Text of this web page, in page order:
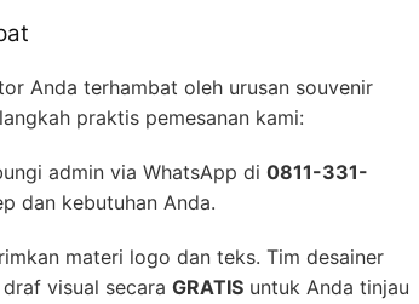
Anda terhambat oleh urusan souvenir
praktis pemesanan kami:
admin via WhatsApp di 0811-331-
dan kebutuhan Anda.
materi logo dan teks. Tim desainer
visual secara GRATIS untuk Anda tinjau